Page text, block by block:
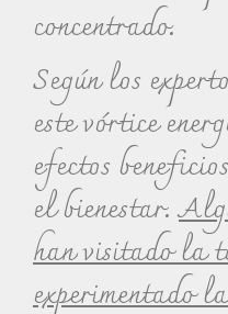
concentrado.
Según los
este vórtice
efectos
el bienestar.
han visitado la
experimentado